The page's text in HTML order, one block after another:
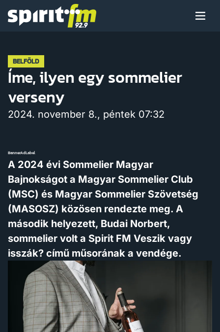
Arcaink
Műsor
Hírek
BELFÖLD
Íme, ilyen egy sommelier
verseny
2024. november 8., péntek 07:32
BannerAdLabel
A 2024 évi Sommelier Magyar
Bajnokságot a Magyar Sommelier Club
(MSC) és Magyar Sommelier Szövetség
(MASOSZ) közösen rendezte meg. A
második helyezett, Budai Norbert,
sommelier volt a Spirit FM Veszik vagy
isszák? című műsorának a vendége.